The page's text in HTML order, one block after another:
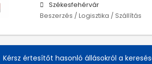
Székesfehérvár
Beszerzés / Logisztika / Szállítás
Kérsz értesítőt hasonló állásokról a